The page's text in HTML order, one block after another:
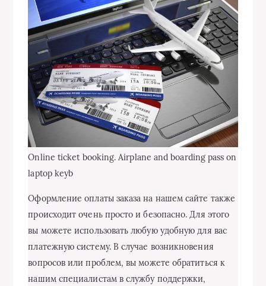
Online ticket booking. Airplane and boarding pass on
laptop keyb
Оформление оплаты заказа на нашем сайте также
происходит очень просто и безопасно. Для этого
вы можете использовать любую удобную для вас
платежную систему. В случае возникновения
вопросов или проблем, вы можете обратиться к
нашим специалистам в службу поддержки,